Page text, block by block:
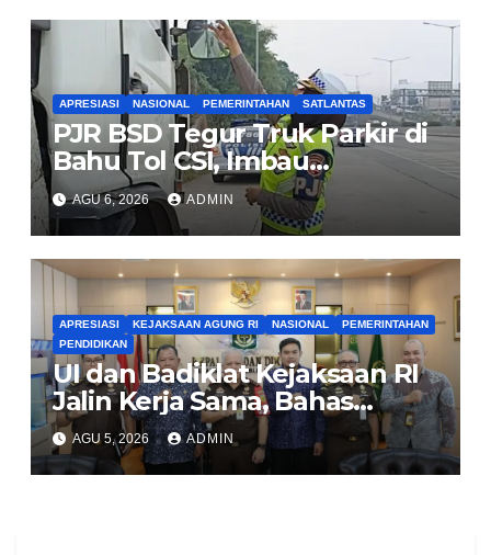
APRESIASI NASIONAL PEMERINTAHAN SATLANTAS
PJR BSD Tegur Truk Parkir di
Bahu Tol CSI, Imbau
Pengendara Tertib
AGU 6, 2026 ADMIN
APRESIASI KEJAKSAAN AGUNG RI NASIONAL
PEMERINTAHAN
PENDIDIKAN
UI dan Badiklat Kejaksaan RI
Jalin Kerja Sama, Bahas
Pembentukan Pusat Studi
Kajian Kejaksaan
AGU 5, 2026 ADMIN